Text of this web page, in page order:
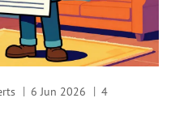
6 Jun 2026
4